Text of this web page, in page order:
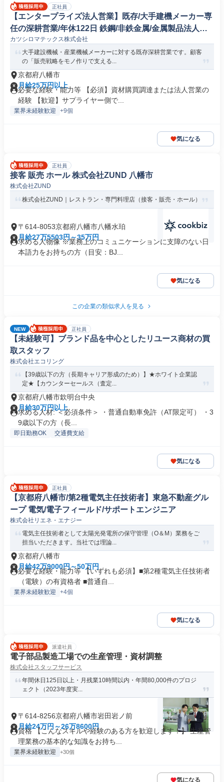
正社員
【エンタープライズ法人営業】既存/大手建機メーカー専
任の深耕営業/年休122日 鉄鋼/非鉄金属/金属製品法人営
業
カツシロマテックス株式会社
大手建設機械・産業機械メーカーに対する既存深耕営業です。顧客
の「販売戦略をモノ作りで支える...
京都府八幡市
月給25万円以上
必要な経験・能力等 【必須】資材購買調達または法人営業の
経験 【歓迎】サプライヤー側で...
業界未経験歓迎 +9個
気になる
正社員
接客 販売 ホール 株式会社ZUND 八幡市
株式会社ZUND
株式会社ZUND｜レストラン・専門料理店（接客・販売・ホール）
〒614-8053京都府八幡市八幡水珀
月給27万5503円～35万円
求める人物像 ※業務上のコミュニケーションに支障のない日
本語力をお持ちの方（目安：BJ...
気になる
この企業の類似求人を見る
NEW 正社員
【未経験可】ブランド品を中心としたリユース商材の買
取スタッフ
株式会社エコリング
【39歳以下の方（長期キャリア形成のため）】★ホワイト企業認
定★【カウンターセールス（査定...
京都府八幡市欽明台中央
月給30万円以上
求める人材: ＜必須条件＞ ・普通自動車免許（AT限定可） ・3
9歳以下の方（長...
即日勤務OK 交通費支給
気になる
正社員
【京都府八幡市/第2種電気主任技術者】東急不動産グル
ープ 電気/電子フィールド/サポートエンジニア
株式会社リエネ・エナジー
電気主任技術者として太陽光発電所の保守管理（O＆M）業務をご
担当いただきます。当社では理論...
京都府八幡市
月給42万9000円～50万円
必要な経験・能力等 【いずれも必須】■第2種電気主任技術者
（電験）の有資格者 ■普通自...
業界未経験歓迎 +4個
気になる
派遣社員
電子部品製造工場での生産管理・資材調整
株式会社スタッフサービス
年間休日125日以上・月残業10時間以内・年間80,000件のプロジ
ェクト（2023年度実...
〒614-8256京都府八幡市岩田岩ノ前
月給24万円～26万8600円
資格 【こんなスキルや経験のある方を歓迎します！】 生産管
理業務の基本的な知識をお持ち...
業界未経験歓迎 +30個
気になる